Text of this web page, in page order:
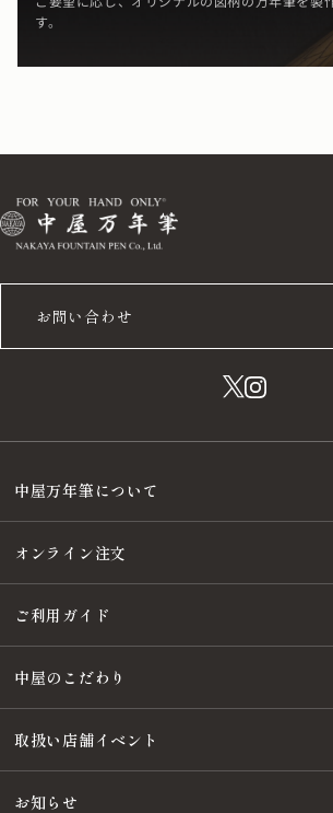
す。
お問い合わせ
中屋万年筆について
オンライン注文
ご利用ガイド
中屋のこだわり
取扱い店舗イベント
お知らせ